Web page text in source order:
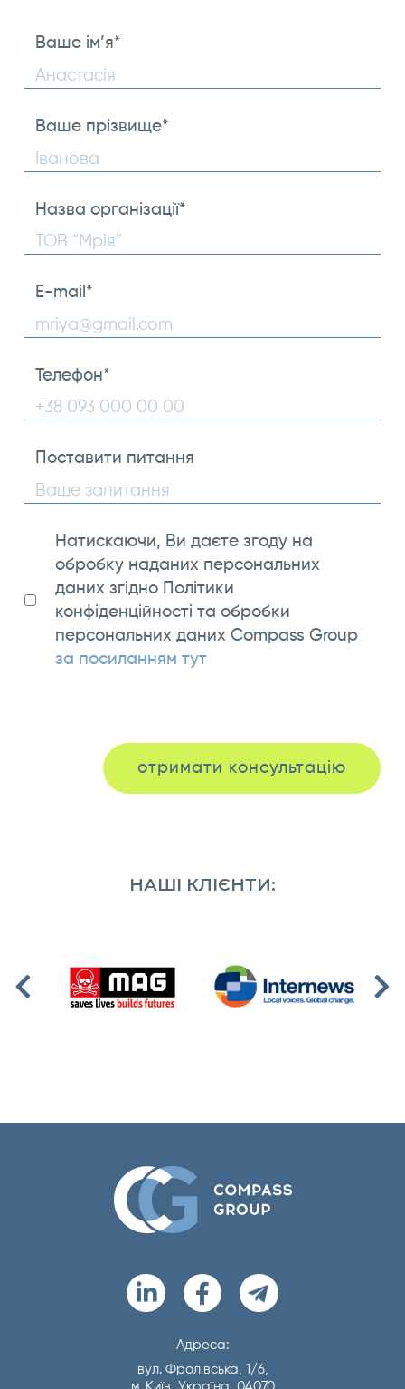
Ваше ім’я*
Ваше прізвище*
прізвище
Назва організації*
E-mail *
Телефон*
Поставити питання
Натискаючи, Ви даєте згоду на
обробку наданих персональних
даних згідно Політики
конфіденційності та обробки
персональних даних Compass Group
за посиланням тут
отримати консультацію
НАШІ КЛІЄНТИ:
Адреса:
вул. Фролівська, 1/6,